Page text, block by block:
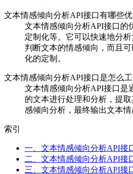
文本情感倾向分析API接口有哪些优
文本情感倾向分析API接口的
定制化等。它可以快速地分
判断文本的情感倾向，而且
化的定制。
文本情感倾向分析API接口是怎么工
文本情感倾向分析API接口是
的文本进行处理和分析，提
感倾向分析，最终输出文本情
索引
一、文本情感倾向分析API接
二、文本情感倾向分析API接
三、文本情感倾向分析API接